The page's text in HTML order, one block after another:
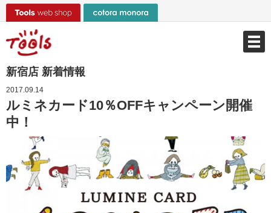
新宿店 新着情報
2017.09.14
ルミネカード10％OFFキャンペーン開催
中！